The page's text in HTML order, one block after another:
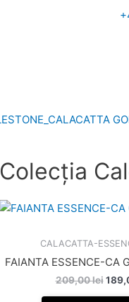
Colecția
CALACATTA-
FAIANTA ESSENCE-CA
209,00lei
fost: